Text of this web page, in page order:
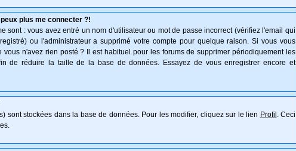
plus me connecter ?!
sont : vous avez entré un nom d'utilisateur ou mot de passe incorrect (vérifiez l'email qui
ou l'administrateur a supprimé votre compte pour quelque raison. Si vous vous
n'avez rien posté ? Il est habituel pour les forums de supprimer périodiquement les
de réduire la taille de la base de données. Essayez de vous enregistrer encore et
sont stockées dans la base de données. Pour les modifier, cliquez sur le lien Profil . Ceci